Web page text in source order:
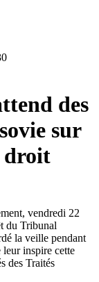
des
sur
droit
vendredi 22
du Tribunal
la veille pendant
leur inspire cette
des Traités